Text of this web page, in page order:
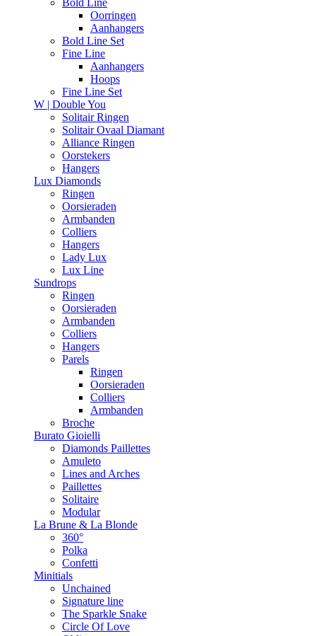
Bold Line
Oorringen
Aanhangers
Bold Line Set
Fine Line
Aanhangers
Hoops
Fine Line Set
W | Double You
Solitair Ringen
Solitair Ovaal Diamant
Alliance Ringen
Oorstekers
Hangers
Lux Diamonds
Ringen
Oorsieraden
Armbanden
Colliers
Hangers
Lady Lux
Lux Line
Sundrops
Ringen
Oorsieraden
Armbanden
Colliers
Hangers
Parels
Ringen
Oorsieraden
Colliers
Armbanden
Broche
Burato Gioielli
Diamonds Paillettes
Amuleto
Lines and Arches
Paillettes
Solitaire
Modular
La Brune & La Blonde
360°
Polka
Confetti
Minitials
Unchained
Signature line
The Sparkle Snake
Circle Of Love